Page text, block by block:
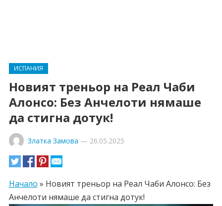
ИСПАНИЯ
Новият треньор на Реал Чаби
Алонсо: Без Анчелоти нямаше
да стигна дотук!
Златка Замова — 26.05.2025
Начало » Новият треньор на Реал Чаби Алонсо: Без
Анчелоти нямаше да стигна дотук!